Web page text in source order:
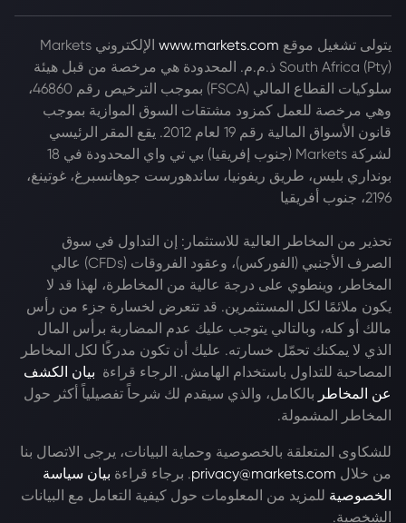
يتولى تشغيل موقع www.markets.com
الإلكتروني Markets
South Africa (Pty) ذ.م.م. المحدودة هي مرخصة من قبل هيئة
سلوكيات القطاع المالي (FSCA) بموجب الترخيص رقم 46860،
وهي مرخصة للعمل كمزود مشتقات السوق الموازية بموجب
قانون الأسواق المالية رقم 19 لعام 2012. يقع المقر الرئيسي
لشركة Markets (جنوب إفريقيا) بي تي واي المحدودة في 18
بونداري بليس، طريق ريفونيا، ساندهورست جوهانسبرغ، غوتينغ،
2196، جنوب أفريقيا
تحذير من المخاطر العالية للاستثمار: إن التداول في سوق
الصرف الأجنبي (الفوركس)، وعقود الفروقات (CFDs) عالي
المخاطر، وينطوي على درجة عالية من المخاطرة، لهذا قد لا
يكون ملائمًا لكل المستثمرين. قد تتعرض لخسارة جزء من رأس
مالك أو كله، وبالتالي يتوجب عليك عدم المضاربة برأس المال
الذي لا يمكنك تحمّل خسارته. عليك أن تكون مدركًا لكل المخاطر
المصاحبة للتداول باستخدام الهامش. الرجاء قراءة بيان الكشف
عن المخاطر بالكامل، والذي سيقدم لك شرحاً تفصيلياً أكثر حول
المخاطر المشمولة.
للشكاوى المتعلقة بالخصوصية وحماية البيانات، يرجى الاتصال بنا
من خلال privacy@markets.com. برجاء قراءة بيان سياسة
الخصوصية للمزيد من المعلومات حول كيفية التعامل مع البيانات
الشخصية.